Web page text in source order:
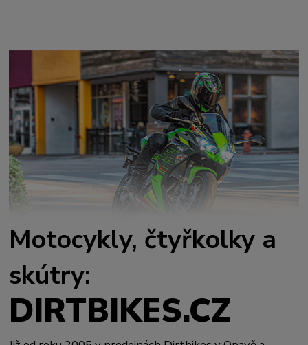
Motocykly, čtyřkolky a
skútry:
DIRTBIKES.CZ